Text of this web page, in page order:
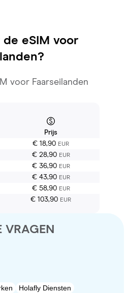
de eSIM voor
?
voor Faarseilanden
Prijs
€ 18,90 EUR
€ 28,90 EUR
€ 36,90 EUR
€ 43,90 EUR
€ 58,90 EUR
€ 103,90 EUR
VRAGEN
Holafly Diensten